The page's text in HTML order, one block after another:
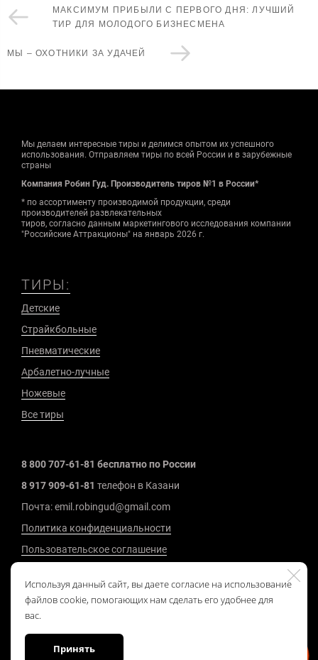
МАКСИМУМ ПРИБЫЛИ С ПЕРВОГО ДНЯ: ЛУЧШИЙ
ТИР ДЛЯ МОЛОДОГО БИЗНЕСМЕНА
МЫ – ОХОТНИКИ ЗА УДАЧЕЙ
Мы делаем интересные тиры и делимся опытом их успешного
использования. Отправляем тиры по всей России и в зарубежные
страны
Компания Робин Гуд. Производитель тиров №1 в России*
* по ассортименту производимой продукции, среди
производителей развлекательных
тиров, согласно данным маркетингового исследования компании
"Российские Аттракционы" на январь 2026 г.
ТИРЫ:
Детские
Страйкбольные
Пневматические
Арбалетно-лучные
Ножевые
Все тиры
8 800 707-61-81 бесплатно по России
8 917 909-61-81 телефон в Казани
Почта: emil.robingud@gmail.com
Политика конфиденциальности
Пользовательское соглашение
Используя данный сайт, вы даете согласие на использование
файлов cookie, помогающих нам сделать его удобнее для
вас.
Принять